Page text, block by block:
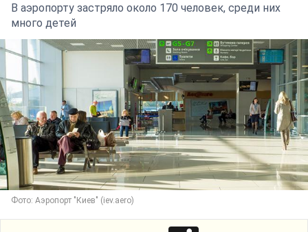
В аэропорту застряло около 170 человек, среди них
много детей
Фото: Аэропорт "Киев" (iev.aero)